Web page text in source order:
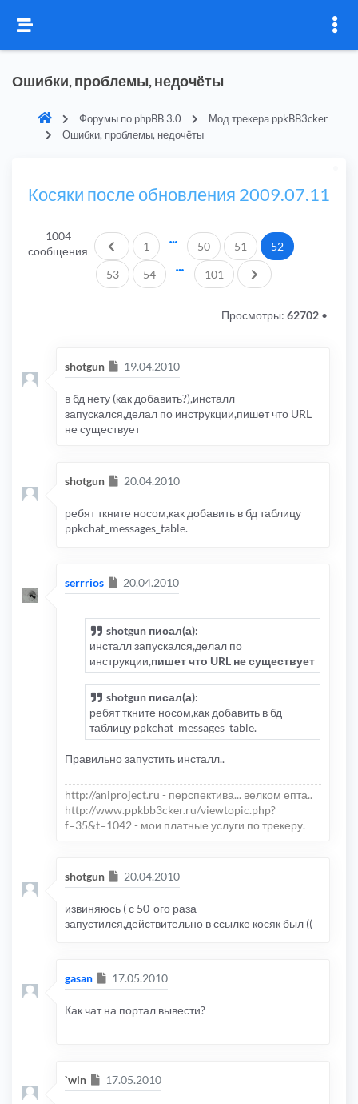
Ошибки, проблемы, недочёты
Форумы по phpBB 3.0
Мод трекера ppkBB3cker
Ошибки, проблемы, недочёты
Косяки после обновления 2009.07.11
1004
сообщения
Пред.1 50 51 52
53 54 101 След.
Просмотры: 62702 •
shotgun Сообщение
19.04.2010
в бд нету (как добавить?),инсталл
запускался,делал по инструкции,пишет что URL
не существует
shotgun Сообщение
20.04.2010
ребят ткните носом,как добавить в бд таблицу
ppkchat_messages_table.
serrrios Сообщение
20.04.2010
shotgun писал(а):
инсталл запускался,делал по
инструкции,пишет что URL не существует
shotgun писал(а):
ребят ткните носом,как добавить в бд
таблицу ppkchat_messages_table.
Правильно запустить инсталл..
http://aniproject.ru - перспектива... велком епта..
http://www.ppkbb3cker.ru/viewtopic.php?
f=35&t=1042 - мои платные услуги по трекеру.
shotgun Сообщение
20.04.2010
извиняюсь ( с 50-ого раза
запустился,действительно в ссылке косяк был ((
gasan Сообщение
17.05.2010
Как чат на портал вывести?
`win Сообщение
17.05.2010